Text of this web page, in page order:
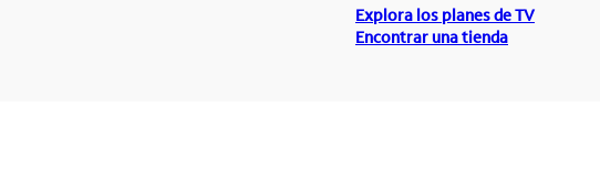
Explora los planes de TV
Encontrar una tienda